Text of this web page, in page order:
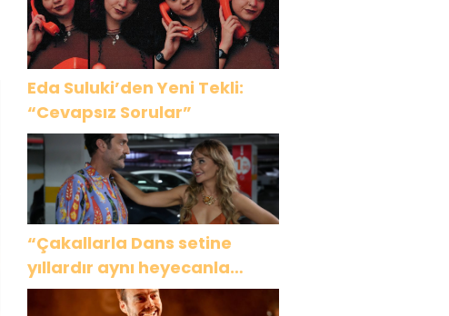
Eda Suluki’den Yeni Tekli:
“Cevapsız Sorular”
“Çakallarla Dans setine
yıllardır aynı heyecanla
gidiyorum”